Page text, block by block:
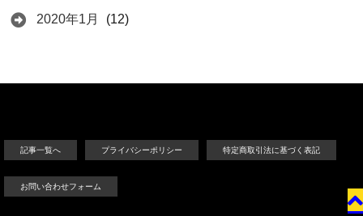
2020年1月 (12)
記事一覧へ プライバシーポリシー 特定商取引法に基づく表記
お問い合わせフォーム